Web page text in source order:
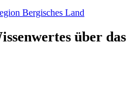
Bergisches Land
über das